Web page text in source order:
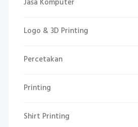
Jasa Komputer
Logo & 3D Printing
Percetakan
Printing
Shirt Printing